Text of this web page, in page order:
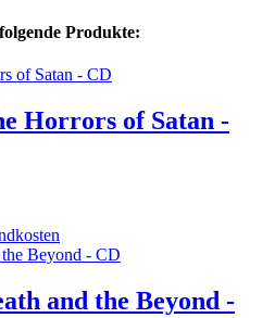
Produkte:
Horrors of Satan -
and the Beyond -